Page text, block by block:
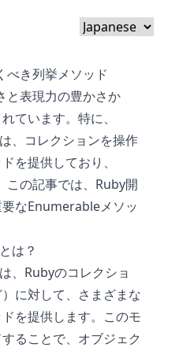
べき列挙メソッド
と表現力の豊かさか
ています。特に、
、コレクションを操作
を提供しており、
この記事では、Ruby開
なEnumerableメソッ
は？
、Rubyのコレクショ
に対して、さまざまな
を提供します。このモ
ることで、オブジェク